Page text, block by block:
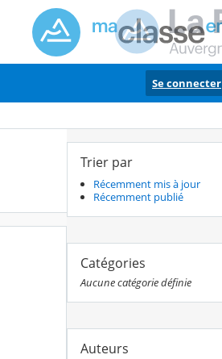
Se connecter
Trier par
Récemment mis à jour
Récemment publié
Catégories
Aucune catégorie définie
Auteurs